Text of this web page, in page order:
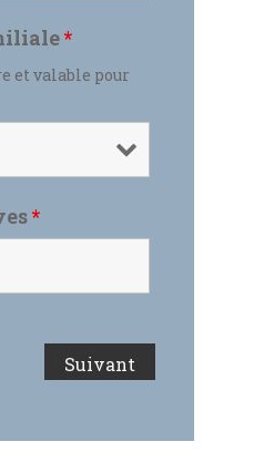
*
et valable pour
*